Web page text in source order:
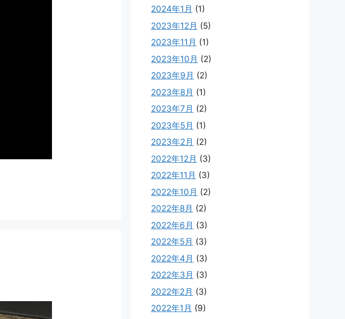
2024年1月 (1)
2023年12月 (5)
2023年11月 (1)
2023年10月 (2)
2023年9月 (2)
2023年8月 (1)
2023年7月 (2)
2023年5月 (1)
2023年2月 (2)
2022年12月 (3)
2022年11月 (3)
2022年10月 (2)
2022年8月 (2)
2022年6月 (3)
2022年5月 (3)
2022年4月 (3)
2022年3月 (3)
2022年2月 (3)
2022年1月 (9)